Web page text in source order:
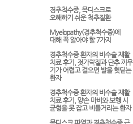
경추척수증, 목디스크로
오해하기 쉬운 척추질환
Myelopathy(경추척수증)에
대해 꼭 알아야 할 7가지
경추척수증 환자의 비수술 재활
치료 후기, 젓가락질과 단추 끼우
기가 어렵고 걸으면 발을 헛딛는
환자
경추척수증 환자의 비수술 재활
치료 후기, 양손 마비와 보행 시
균형을 못 잡고 비틀거리는 환자